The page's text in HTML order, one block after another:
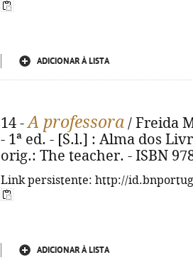
ADICIONAR À LISTA
14 -A professora / Freida
- 1ª ed. - [S.l.] : Alma dos
orig.: The teacher. - ISBN
Link persistente: http://
ADICIONAR À LISTA